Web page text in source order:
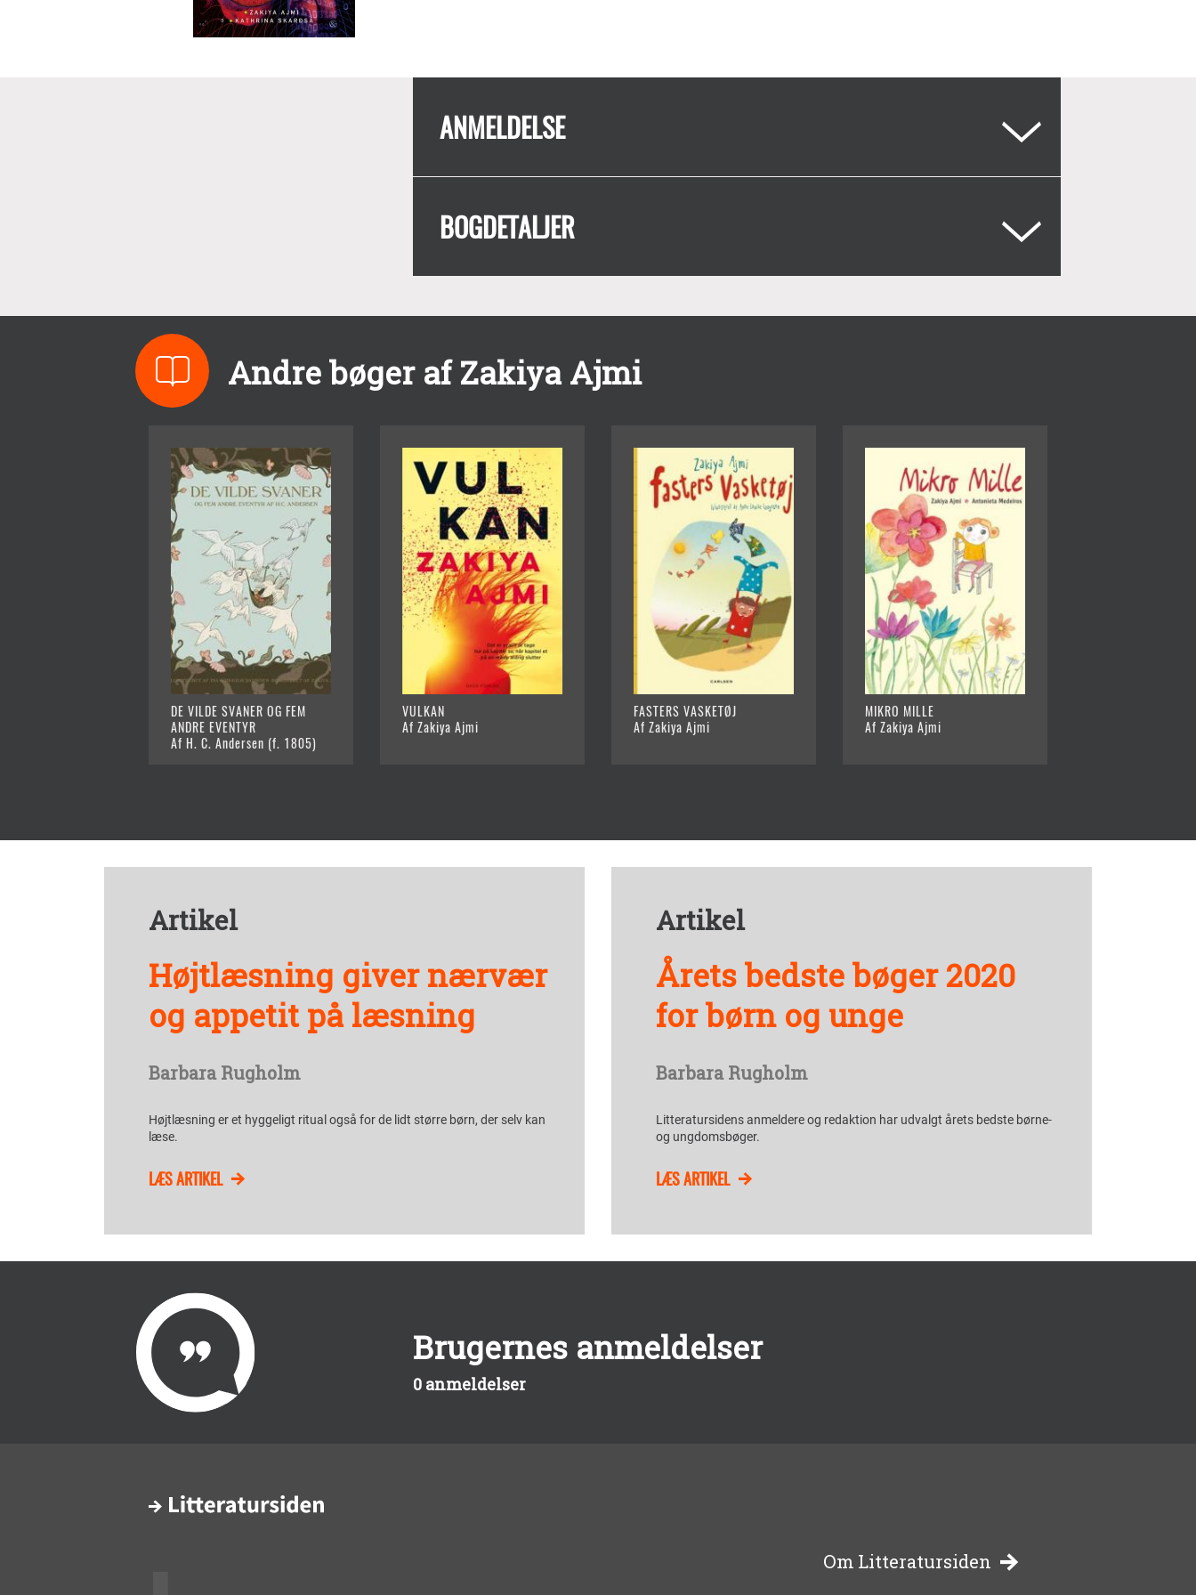
ANMELDELSE
BOGDETALJER
Andre bøger af Zakiya Ajmi
DE VILDE SVANER OG FEM
ANDRE EVENTYR
Af H. C. Andersen (f. 1805)
VULKAN
Af Zakiya Ajmi
FASTERS VASKETØJ
Af Zakiya Ajmi
MIKRO MILLE
Af Zakiya Ajmi
Artikel
Højtlæsning giver nærvær
og appetit på læsning
Barbara Rugholm
Højtlæsning er et hyggeligt ritual også for de lidt større børn, der selv kan
læse.
LÆS ARTIKEL
Artikel
Årets bedste bøger 2020
for børn og unge
Barbara Rugholm
Litteratursidens anmeldere og redaktion har udvalgt årets bedste børne-
og ungdomsbøger.
LÆS ARTIKEL
Brugernes anmeldelser
0 anmeldelser
Om Litteratursiden